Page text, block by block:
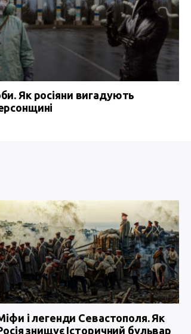
Як росіяни вигадують
і легенди Севастополя. Як
знищує Історичний бульвар